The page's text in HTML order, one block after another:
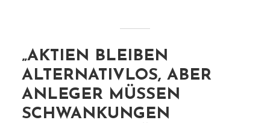
„AKTIEN BLEIBEN
ALTERNATIVLOS, ABER
ANLEGER MÜSSEN
SCHWANKUNGEN